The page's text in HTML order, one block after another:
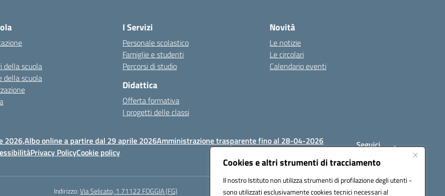
Cookies e altri strumenti di tracciamento
Il nostro Istituto non utilizza strumenti di profilazione degli utenti -
sono utilizzati esclusivamente cookies tecnici necessari al
della scuola
della scuola
I Servizi
Personale scolastico
Famiglie e studenti
Percorsi di studio
Didattica
Offerta formativa
I progetti delle classi
Novità
Le notizie
Le circolari
Calendario eventi
2026,Albo online a partire dal 29 aprile 2026Amministrazione trasparente fino al 28-04-2026
Privacy PolicyCookie policy
Seguici
Indirizzo:Via Selicato, 1 71122 FOGGIA (FG)